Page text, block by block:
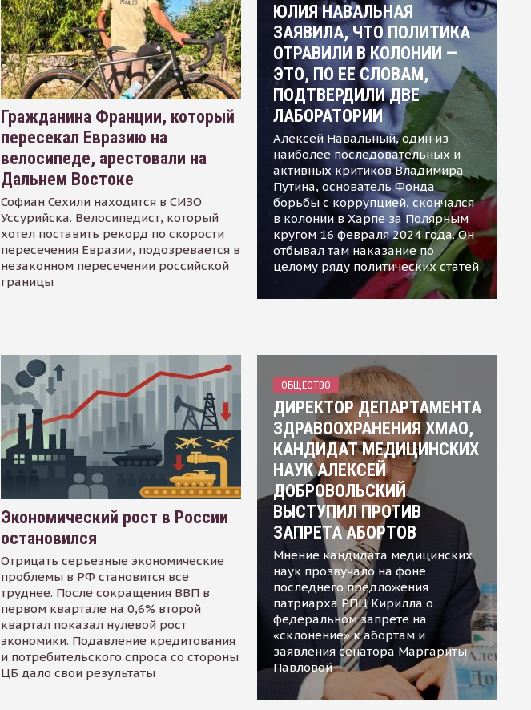
Гражданина Франции, который
пересекал Евразию на
велосипеде, арестовали на
Дальнем Востоке
Софиан Сехили находится в СИЗО
Уссурийска. Велосипедист, который
хотел поставить рекорд по скорости
пересечения Евразии, подозревается в
незаконном пересечении российской
границы
ЮЛИЯ НАВАЛЬНАЯ
ЗАЯВИЛА, ЧТО ПОЛИТИКА
ОТРАВИЛИ В КОЛОНИИ —
ЭТО, ПО ЕЕ СЛОВАМ,
ПОДТВЕРДИЛИ ДВЕ
ЛАБОРАТОРИИ
Алексей Навальный, один из
наиболее последовательных и
активных критиков Владимира
Путина, основатель Фонда
борьбы с коррупцией, скончался
в колонии в Харпе за Полярным
кругом 16 февраля 2024 года. Он
отбывал там наказание по
целому ряду политических статей
Экономический рост в России
остановился
Отрицать серьезные экономические
проблемы в РФ становится все
труднее. После сокращения ВВП в
первом квартале на 0,6% второй
квартал показал нулевой рост
экономики. Подавление кредитования
и потребительского спроса со стороны
ЦБ дало свои результаты
ОБЩЕСТВО
ДИРЕКТОР ДЕПАРТАМЕНТА
ЗДРАВООХРАНЕНИЯ ХМАО,
КАНДИДАТ МЕДИЦИНСКИХ
НАУК АЛЕКСЕЙ
ДОБРОВОЛЬСКИЙ
ВЫСТУПИЛ ПРОТИВ
ЗАПРЕТА АБОРТОВ
Мнение кандидата медицинских
наук прозвучало на фоне
последнего предложения
патриарха РПЦ Кирилла о
федеральном запрете на
«склонение» к абортам и
заявления сенатора Маргариты
Павловой